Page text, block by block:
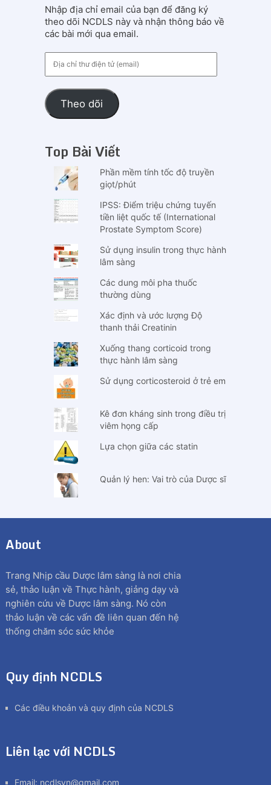
Nhập địa chỉ email của bạn để đăng ký
theo dõi NCDLS này và nhận thông báo về
các bài mới qua email.
chỉ
điện
tử
(email)
Theo dõi
Top Bài Viết
Phần mềm tính tốc độ truyền
giọt/phút
IPSS: Điểm triệu chứng tuyến
tiền liệt quốc tế (International
Prostate Symptom Score)
Sử dụng insulin trong thực hành
lâm sàng
Các dung môi pha thuốc
thường dùng
Xác định và ước lượng Độ
thanh thải Creatinin
Xuống thang corticoid trong
thực hành lâm sàng
Sử dụng corticosteroid ở trẻ em
Kê đơn kháng sinh trong điều trị
viêm họng cấp
Lựa chọn giữa các statin
Quản lý hen: Vai trò của Dược sĩ
About
Trang Nhịp cầu Dược lâm sàng là nơi chia
sẻ, thảo luận về Thực hành, giảng dạy và
nghiên cứu về Dược lâm sàng. Nó còn
thảo luận về các vấn đề liên quan đến hệ
thống chăm sóc sức khỏe
Quy định NCDLS
Các điều khoản và quy định của NCDLS
Liên lạc với NCDLS
Email: ncdlsvn@gmail.com